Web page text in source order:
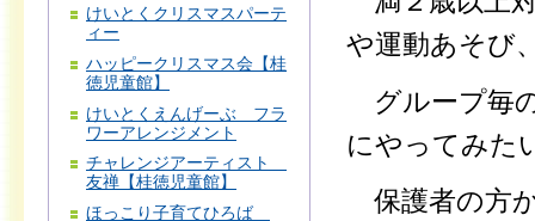
けいとくクリスマスパーテ
ィー
ハッピークリスマス会【桂
徳児童館】
けいとくえんげーぶ フラ
ワーアレンジメント
チャレンジアーティスト
友禅【桂徳児童館】
ほっこり子育てひろば
や運動あそび
グループ毎
にやってみ
保護者の方